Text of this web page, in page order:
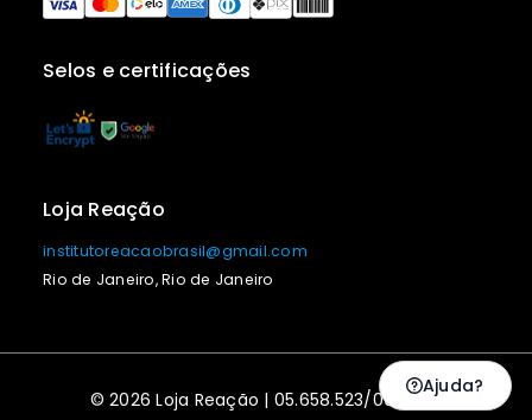
Selos e certificações
Loja Reação
institutoreacaobrasil@gmail.com
Rio de Janeiro, Rio de Janeiro
© 2026 Loja Reação | 05.658.523/0001-43
Ajuda?